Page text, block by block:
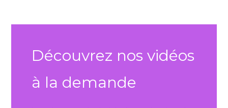
Découvrez nos vidéos
à la demande